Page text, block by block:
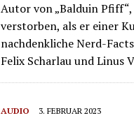
Autor von „Balduin
verstorben, als er einer
nachdenkliche Nerd-
Felix Scharlau und Linus
AUDIO 3. FEBRUAR 2023